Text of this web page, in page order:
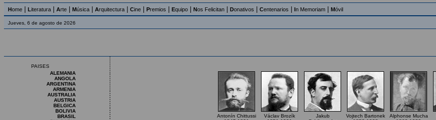
Home Literatura Arte Música Arquitectura Cine Premios Equipo Nos Felicitan Donativos Centenarios In Memoriam Móvil
Jueves, 6 de agosto de 2026
PAISES
ALEMANIA
ANGOLA
ARGENTINA
ARMENIA
AUSTRALIA
AUSTRIA
BELGICA
BOLIVIA
BRASIL
Antonín Chittussi
Václav Brozík
Jakub
Vojtech Bartonek
Alphonse Mucha